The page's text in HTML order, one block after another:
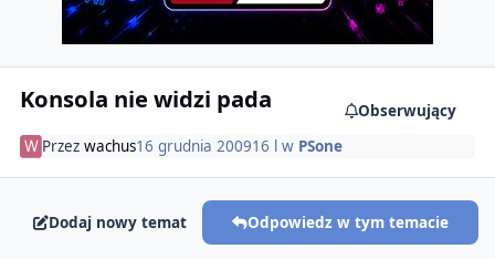
Konsola nie widzi pada
Obserwujący
Przez wachus16 grudnia 200916 l w PSone
Dodaj nowy temat Odpowiedz w tym temacie